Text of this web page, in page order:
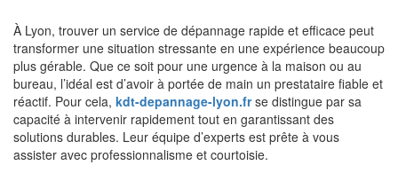
À Lyon, trouver un service de dépannage rapide et efficace peut
transformer une situation stressante en une expérience beaucoup
plus gérable. Que ce soit pour une urgence à la maison ou au
bureau, l’idéal est d’avoir à portée de main un prestataire fiable et
réactif. Pour cela, kdt-depannage-lyon.frse distingue par sa
capacité à intervenir rapidement tout en garantissant des
solutions durables. Leur équipe d’experts est prête à vous
assister avec professionnalisme et courtoisie.